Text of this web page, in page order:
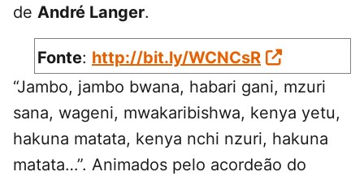
de André Langer.
Fonte: http://bit.ly/WCNCsR
“Jambo, jambo bwana, habari gani, mzuri
sana, wageni, mwakaribishwa, kenya yetu,
hakuna matata, kenya nchi nzuri, hakuna
matata…”. Animados pelo acordeão do